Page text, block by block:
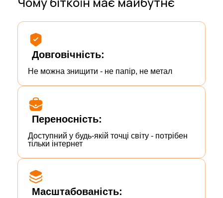
Довговічність:
Не можна знищити - не папір, не метал
Переносність:
Доступний у будь-якій точці світу - потрібен
тільки інтернет
Масштабованість: